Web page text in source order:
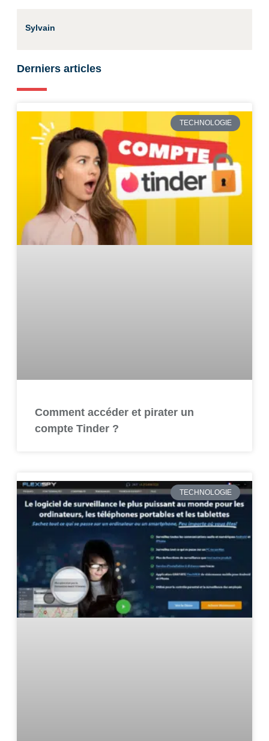
Sylvain
Derniers articles
TECHNOLOGIE
Comment accéder et pirater un
compte Tinder ?
TECHNOLOGIE